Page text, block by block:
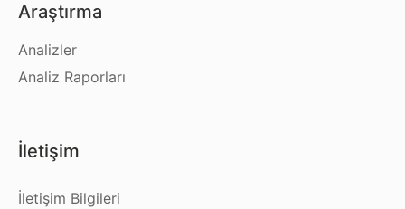
Araştırma
Analizler
Analiz Raporları
İletişim
İletişim Bilgileri